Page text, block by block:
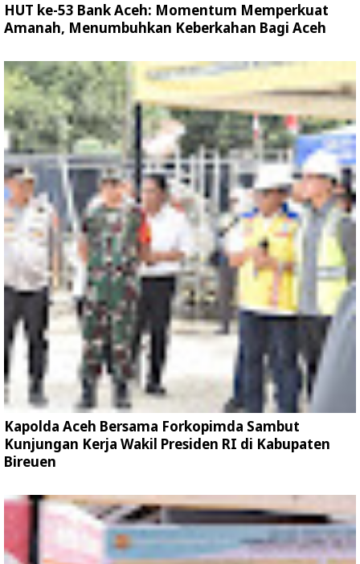
HUT ke-53 Bank Aceh: Momentum Memperkuat
Amanah, Menumbuhkan Keberkahan Bagi Aceh
Kapolda Aceh Bersama Forkopimda Sambut
Kunjungan Kerja Wakil Presiden RI di Kabupaten
Bireuen